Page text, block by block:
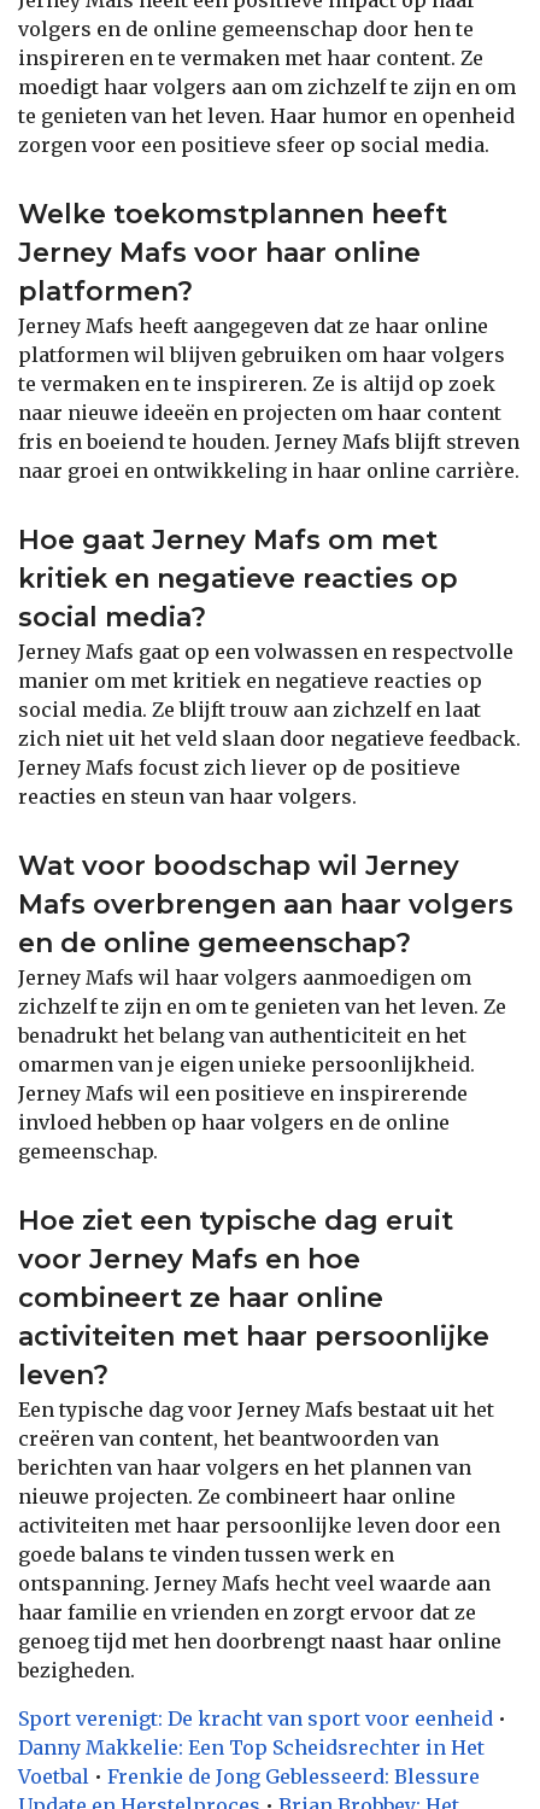
volgers en de online gemeenschap door hen te
inspireren en te vermaken met haar content. Ze
moedigt haar volgers aan om zichzelf te zijn en om
te genieten van het leven. Haar humor en openheid
zorgen voor een positieve sfeer op social media.
Welke toekomstplannen heeft
Jerney Mafs voor haar online
platformen?
Jerney Mafs heeft aangegeven dat ze haar online
platformen wil blijven gebruiken om haar volgers
te vermaken en te inspireren. Ze is altijd op zoek
naar nieuwe ideeën en projecten om haar content
fris en boeiend te houden. Jerney Mafs blijft streven
naar groei en ontwikkeling in haar online carrière.
Hoe gaat Jerney Mafs om met
kritiek en negatieve reacties op
social media?
Jerney Mafs gaat op een volwassen en respectvolle
manier om met kritiek en negatieve reacties op
social media. Ze blijft trouw aan zichzelf en laat
zich niet uit het veld slaan door negatieve feedback.
Jerney Mafs focust zich liever op de positieve
reacties en steun van haar volgers.
Wat voor boodschap wil Jerney
Mafs overbrengen aan haar volgers
en de online gemeenschap?
Jerney Mafs wil haar volgers aanmoedigen om
zichzelf te zijn en om te genieten van het leven. Ze
benadrukt het belang van authenticiteit en het
omarmen van je eigen unieke persoonlijkheid.
Jerney Mafs wil een positieve en inspirerende
invloed hebben op haar volgers en de online
gemeenschap.
Hoe ziet een typische dag eruit
voor Jerney Mafs en hoe
combineert ze haar online
activiteiten met haar persoonlijke
leven?
Een typische dag voor Jerney Mafs bestaat uit het
creëren van content, het beantwoorden van
berichten van haar volgers en het plannen van
nieuwe projecten. Ze combineert haar online
activiteiten met haar persoonlijke leven door een
goede balans te vinden tussen werk en
ontspanning. Jerney Mafs hecht veel waarde aan
haar familie en vrienden en zorgt ervoor dat ze
genoeg tijd met hen doorbrengt naast haar online
bezigheden.
Sport verenigt: De kracht van sport voor eenheid •
Danny Makkelie: Een Top Scheidsrechter in Het
Voetbal • Frenkie de Jong Geblesseerd: Blessure